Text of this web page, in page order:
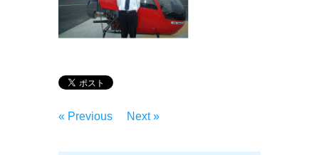
« Previous Next »